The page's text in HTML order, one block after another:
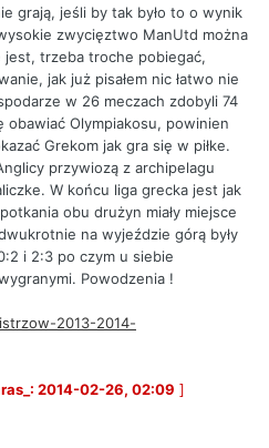
grają, jeśli by tak było to o wynik
zwycięztwo ManUtd można
jest, trzeba troche pobiegać,
jak już pisałem nic łatwo nie
w 26 meczach zdobyli 74
Olympiakosu, powinien
Grekom jak gra się w piłke.
przywiozą z archipelagu
W końcu liga grecka jest jak
obu drużyn miały miejsce
na wyjeździe górą były
i 2:3 po czym u siebie
Powodzenia !
2013-2014-
2014-02-26, 02:09 ]